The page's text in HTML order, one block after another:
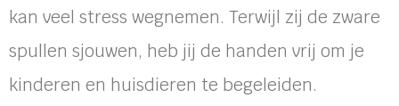
kan veel stress wegnemen. Terwijl zij de zware
spullen sjouwen, heb jij de handen vrij om je
kinderen en huisdieren te begeleiden.